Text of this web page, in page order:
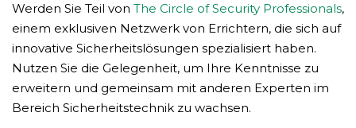
Werden Sie Teil von The Circle of Security Professionals,
einem exklusiven Netzwerk von Errichtern, die sich auf
innovative Sicherheitslösungen spezialisiert haben.
Nutzen Sie die Gelegenheit, um Ihre Kenntnisse zu
erweitern und gemeinsam mit anderen Experten im
Bereich Sicherheitstechnik zu wachsen.